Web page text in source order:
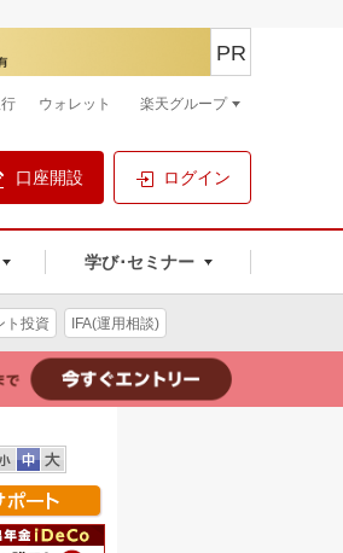
口座開設 ログイン
学び･セミナー
PR
ウォレット 楽天グループ
ト投資 IFA(運用相談)